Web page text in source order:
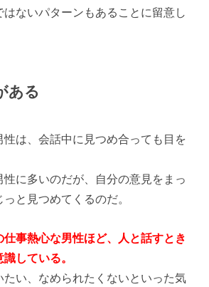
はないパターンもあることに留意し
ある
性は、会話中に見つめ合っても目を
に多いのだが、自分の意見をまっ
と見つめてくるのだ。
事熱心な男性ほど、人と話すとき
している。
たい、なめられたくないといった気